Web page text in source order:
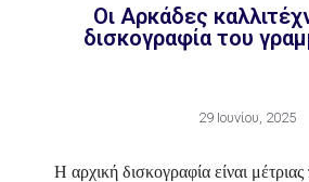
Οι Αρκάδες
δισκογραφία του
29 Ιουνίου, 2025
H αρχική δισκογραφία είναι